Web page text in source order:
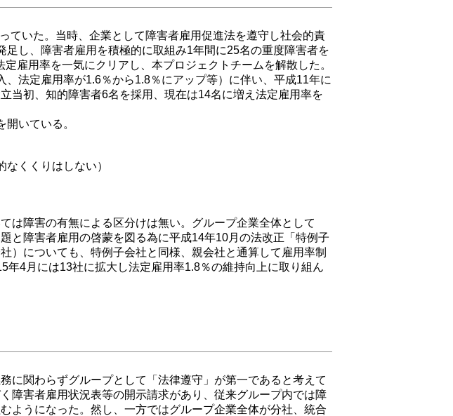
ていた。当時、企業として障害者雇用促進法を遵守し社会的責
し、障害者雇用を積極的に取組み1年間に25名の重度障害者を
雇用率を一気にクリアし、本プロジェクトチームを解散した。
法定雇用率が1.6％から1.8％にアップ等）に伴い、平成11年に
当初、知的障害者6名を採用、現在は14名に増え法定雇用率を
いている。
くくりはしない）
は障害の有無による区分けは無い。グループ企業全体として
と障害者雇用の啓蒙を図る為に平成14年10月の法改正「特例子
）についても、特例子会社と同様、親会社と通算して雇用率制
4月には13社に拡大し法定雇用率1.8％の維持向上に取り組ん
に関わらずグループとして「法律遵守」が第一であると考えて
障害者雇用状況表等の開示請求があり、従来グループ内では障
ようになった。然し、一方ではグループ企業全体が分社、統合